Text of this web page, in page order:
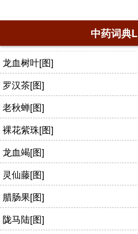
中药词典L
龙血树叶[图]
罗汉茶[图]
老秋蝉[图]
裸花紫珠[图]
龙血竭[图]
灵仙藤[图]
腊肠果[图]
陇马陆[图]